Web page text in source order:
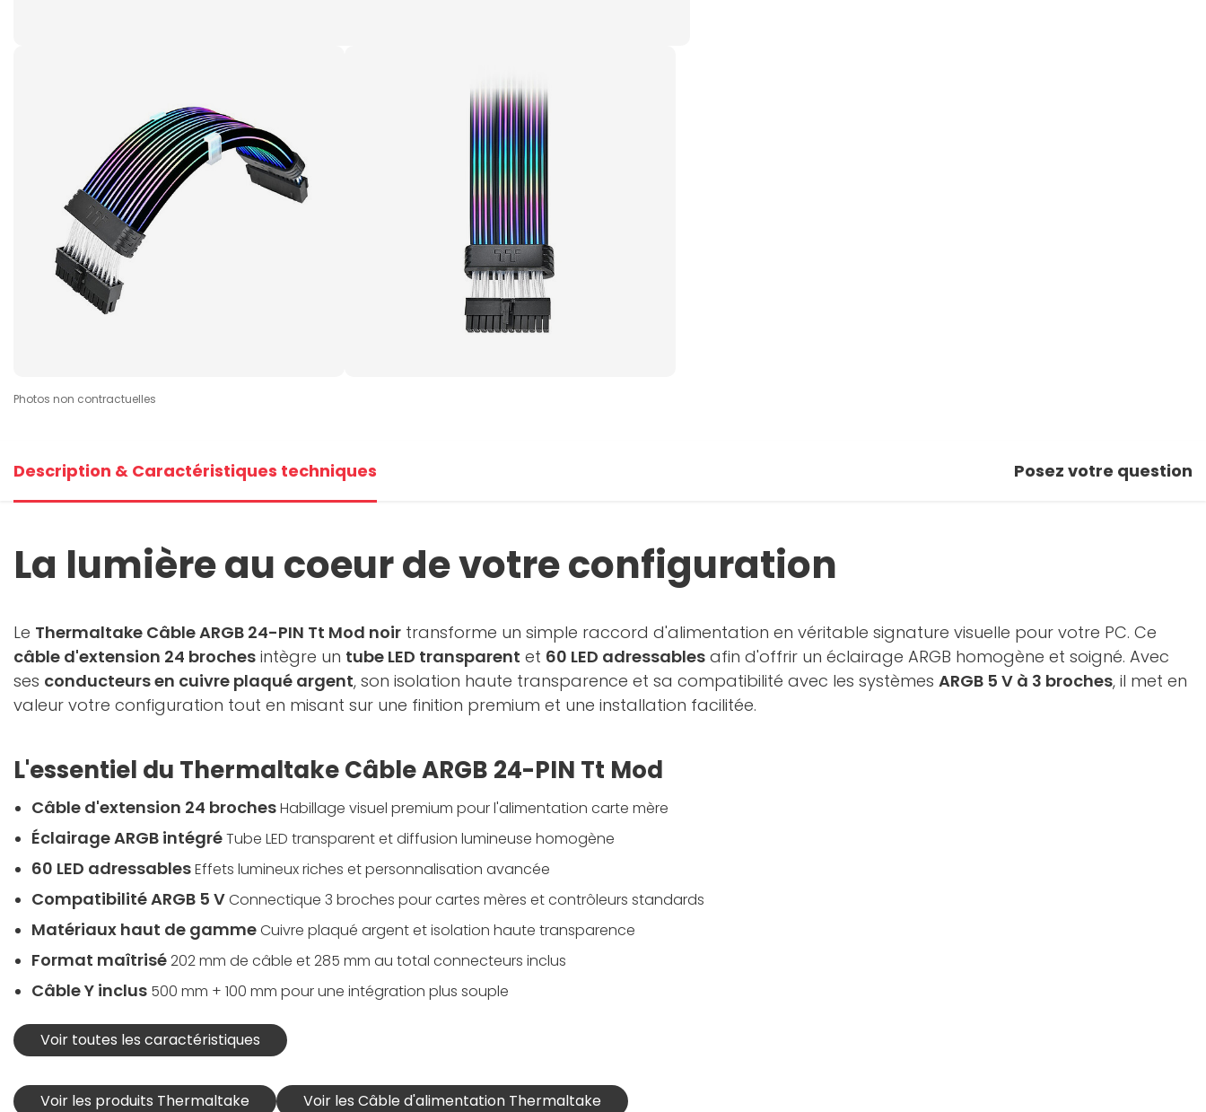
Photos non contractuelles
Description & Caractéristiques techniques Posez votre question
La lumière au coeur de votre configuration
Le Thermaltake Câble ARGB 24-PIN Tt Mod noir transforme un simple raccord d'alimentation en véritable signature visuelle pour votre PC. Ce
câble d'extension 24 broches intègre un tube LED transparent et 60 LED adressables afin d'offrir un éclairage ARGB homogène et soigné. Avec
ses conducteurs en cuivre plaqué argent, son isolation haute transparence et sa compatibilité avec les systèmes ARGB 5 V à 3 broches, il met en
valeur votre configuration tout en misant sur une finition premium et une installation facilitée.
L'essentiel du Thermaltake Câble ARGB 24-PIN Tt Mod
Câble d'extension 24 brochesHabillage visuel premium pour l'alimentation carte mère
Éclairage ARGB intégréTube LED transparent et diffusion lumineuse homogène
60 LED adressablesEffets lumineux riches et personnalisation avancée
Compatibilité ARGB 5 VConnectique 3 broches pour cartes mères et contrôleurs standards
Matériaux haut de gammeCuivre plaqué argent et isolation haute transparence
Format maîtrisé202 mm de câble et 285 mm au total connecteurs inclus
Câble Y inclus 500 mm + 100 mm pour une intégration plus souple
Voir toutes les caractéristiques
Voir les produits Thermaltake Voir les Câble d'alimentation Thermaltake